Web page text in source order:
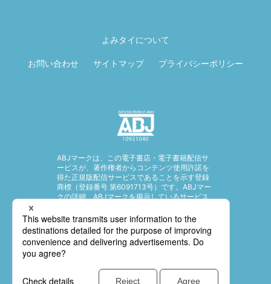
よみタイについて
お問い合わせ サイトマップ プライバシーポリシー
ABJマークは、この電子書店・電子書籍配信サ
ービスが、著作権者からコンテンツ使用許諾を
得た正規版配信サービスであることを示す登録
商標（登録番号 第6091713号）です。ABJマー
クの詳細、ABJマークを掲示しているサービス